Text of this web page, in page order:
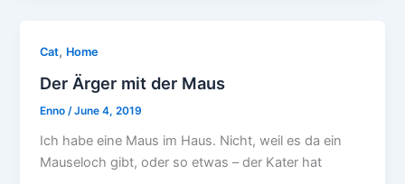
Cat, Home
Der Ärger mit der Maus
Enno /June 4, 2019
Ich habe eine Maus im Haus. Nicht, weil es da ein
Mauseloch gibt, oder so etwas – der Kater hat